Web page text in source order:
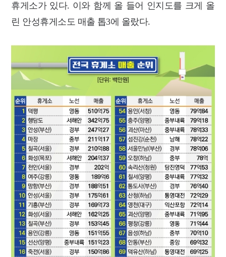
휴게소가 있다. 이와 함께 올 들어 인지도를 크게 올
린 안성휴게소도 매출 톱3에 올랐다.